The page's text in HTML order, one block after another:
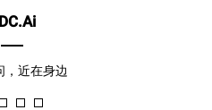
，近在身边